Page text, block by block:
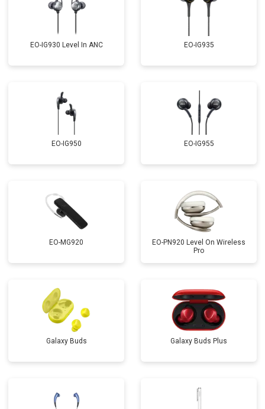
EO-IG930 Level In ANC EO-IG935
EO-IG950 EO-IG955
EO-MG920
EO-PN920 Level On Wireless
Pro
Galaxy Buds Galaxy Buds Plus